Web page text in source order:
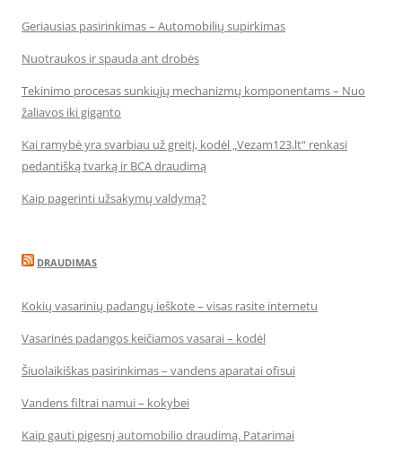
Geriausias pasirinkimas – Automobilių supirkimas
Nuotraukos ir spauda ant drobės
Tekinimo procesas sunkiųjų mechanizmų komponentams – Nuo
žaliavos iki giganto
Kai ramybė yra svarbiau už greitį, kodėl „Vezam123.lt“ renkasi
pedantišką tvarką ir BCA draudimą
Kaip pagerinti užsakymų valdymą?
DRAUDIMAS
Kokių vasarinių padangų ieškote – visas rasite internetu
Vasarinės padangos keičiamos vasarai – kodėl
Šiuolaikiškas pasirinkimas – vandens aparatai ofisui
Vandens filtrai namui – kokybei
Kaip gauti pigesnį automobilio draudimą. Patarimai